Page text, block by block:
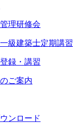
理研修会
級建築士定期講習
録・講習
ご案内
ンロード